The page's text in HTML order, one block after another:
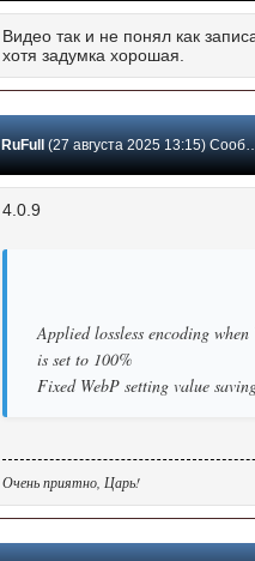
Видео так и не понял как
хотя задумка хорошая.
RuFull(27 августа 2025 13:15) Сообщение #27
4.0.9
Applied lossless encoding
is set to 100%
Fixed WebP setting value
Очень приятно, Царь!